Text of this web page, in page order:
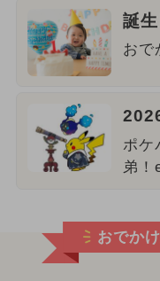
誕
おで
ポケ
弟！
おでか